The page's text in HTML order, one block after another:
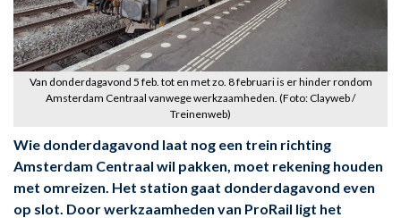
Van donderdagavond 5 feb. tot en met zo. 8 februari is er hinder rondom
Amsterdam Centraal vanwege werkzaamheden. (Foto: Clayweb /
Treinenweb)
Wie donderdagavond laat nog een trein richting
Amsterdam Centraal wil pakken, moet rekening houden
met omreizen. Het station gaat donderdagavond even
op slot. Door werkzaamheden van ProRail ligt het